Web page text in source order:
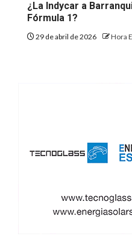
¿La Indycar a
Fórmula 1?
29 de abril de 2026 Hora